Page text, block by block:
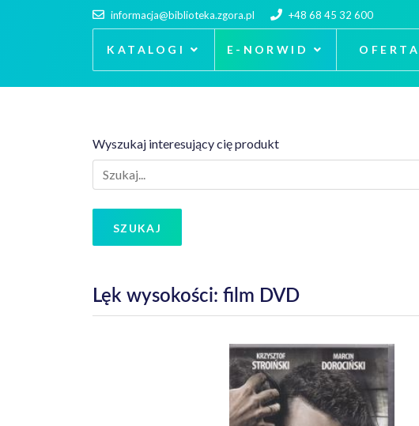
informacja@biblioteka.zgora.pl +48 68 45 32 600
KATALOGI E-NORWID OFERTA
Wyszukaj interesujący cię produkt
SZUKAJ
Lęk wysokości: film DVD